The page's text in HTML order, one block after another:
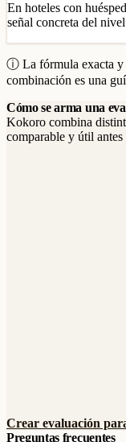
En hoteles con
señal concreta del
ⓘ La fórmula exacta y
combinación es una
Cómo se arma una
Kokoro combina
comparable y útil antes
Crear evaluación
Preguntas frecuentes